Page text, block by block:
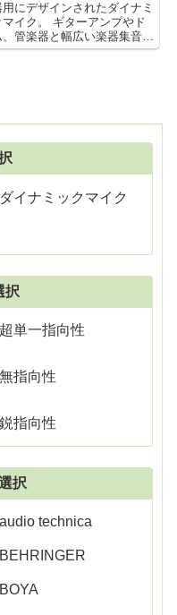
にデザインされたダイナミ
マイク。 ギターアンプやド
、管楽器と幅広い楽器集音に
。 ホルダー一体型構造でス
ダイナミックマイク
択
超単一指向性
無指向性
鋭指向性
択
audio technica
BEHRINGER
BOYA